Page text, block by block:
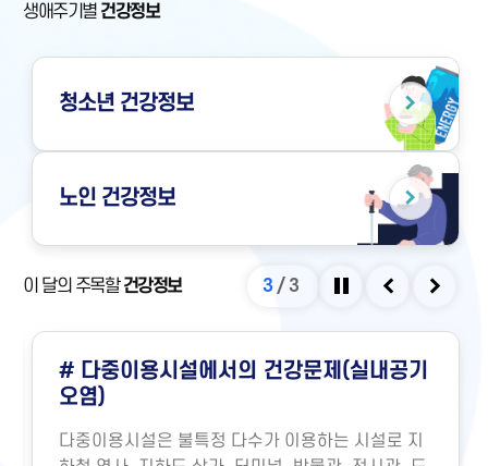
생애주기별 건강정보
청소년 건강정보
노인 건강정보
이 달의 주목할건강정보 3 /3
# 다중이용시설에서의 건강문제(실내공기
오염)
다중이용시설은 불특정 다수가 이용하는 시설로 지